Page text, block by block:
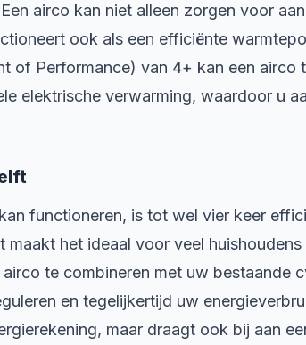
airco kan niet alleen zorgen voor
ook als een efficiënte
of Performance) van 4+ kan een airco
elektrische verwarming, waardoor u
functioneren, is tot wel vier keer
maakt het ideaal voor veel
te combineren met uw bestaande
en tegelijkertijd uw
maar draagt ook bij aan